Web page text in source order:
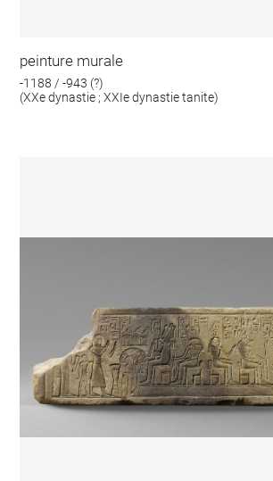
peinture murale
-1188 / -943 (?)
(XXe dynastie ; XXIe dynastie tanite)